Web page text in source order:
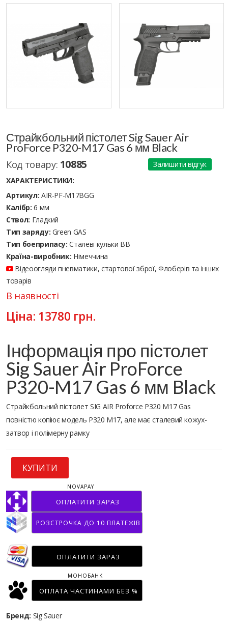
Страйкбольний пістолет Sig Sauer Air
ProForce P320-M17 Gas 6 мм Black
Код товару: 10885
Залишити відгук
ХАРАКТЕРИСТИКИ:
Артикул: AIR-PF-M17BGG
Калібр: 6 мм
Ствол: Гладкий
Тип заряду: Green GAS
Тип боеприпасу: Сталеві кульки ВВ
Країна-виробник: Німеччина
Відеоогляди пневматики, стартової зброї, Флоберів та інших
товарів
В наявності
Ціна: 13780 грн.
Інформація про пістолет
Sig Sauer Air ProForce
P320-M17 Gas 6 мм Black
Страйкбольний пістолет SIG AIR Proforce P320 M17 Gas
повністю копіює модель P320 M17, але має сталевий кожух-
затвор і полімерну рамку
КУПИТИ
ОПЛАТИТИ ЗАРАЗ
NOVAPAY
РОЗСТРОЧКА ДО 10 ПЛАТЕЖІВ
ОПЛАТИТИ ЗАРАЗ
ОПЛАТА ЧАСТИНАМИ БЕЗ %
МОНОБАНК
Бренд: Sig Sauer